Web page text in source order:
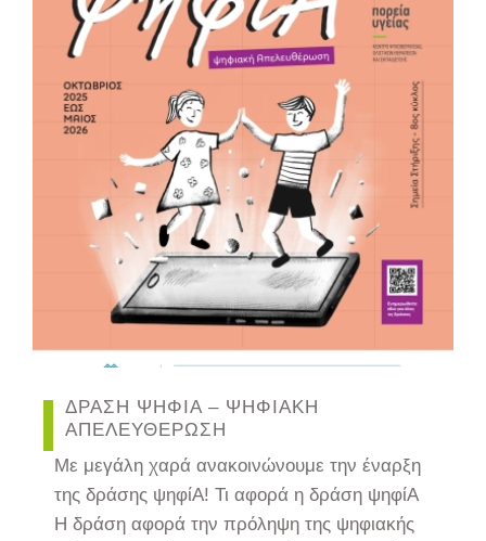
ΔΡΑΣΗ ΨΗΦΙΑ – ΨΗΦΙΑΚΗ
ΑΠΕΛΕΥΘΕΡΩΣΗ
Με μεγάλη χαρά ανακοινώνουμε την έναρξη
της δράσης ψηφίΑ! Τι αφορά η δράση ψηφίΑ
Η δράση αφορά την πρόληψη της ψηφιακής